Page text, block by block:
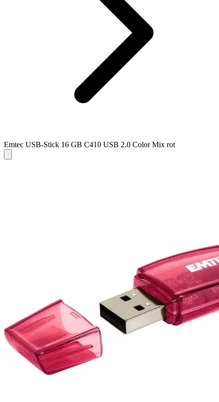
Emtec USB-Stick 16 GB C410 USB 2.0 Color Mix rot